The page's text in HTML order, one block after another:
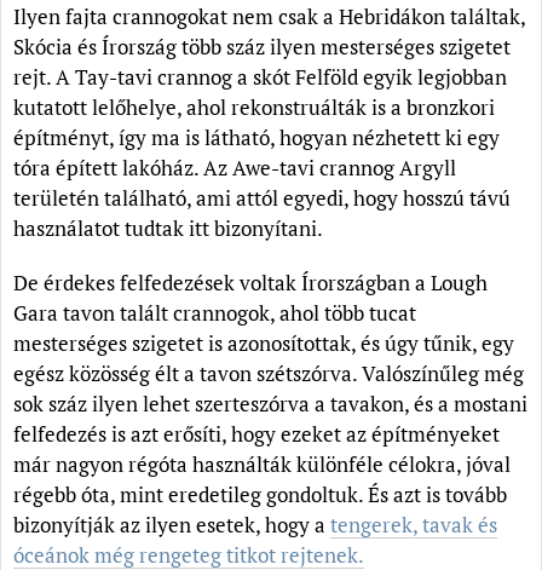
Ilyen fajta crannogokat nem csak a Hebridákon találtak,
Skócia és Írország több száz ilyen mesterséges szigetet
rejt. A Tay-tavi crannog a skót Felföld egyik legjobban
kutatott lelőhelye, ahol rekonstruálták is a bronzkori
építményt, így ma is látható, hogyan nézhetett ki egy
tóra épített lakóház. Az Awe-tavi crannog Argyll
területén található, ami attól egyedi, hogy hosszú távú
használatot tudtak itt bizonyítani.
De érdekes felfedezések voltak Írországban a Lough
Gara tavon talált crannogok, ahol több tucat
mesterséges szigetet is azonosítottak, és úgy tűnik, egy
egész közösség élt a tavon szétszórva. Valószínűleg még
sok száz ilyen lehet szerteszórva a tavakon, és a mostani
felfedezés is azt erősíti, hogy ezeket az építményeket
már nagyon régóta használták különféle célokra, jóval
régebb óta, mint eredetileg gondoltuk. És azt is tovább
bizonyítják az ilyen esetek, hogy a tengerek, tavak és
óceánok még rengeteg titkot rejtenek.